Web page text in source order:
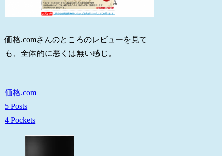
価格.comさんのところのレビューを見て
も、全体的に悪くは無い感じ。
価格.com
5 Posts
4 Pockets